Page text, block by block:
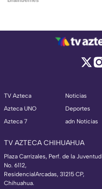
TV Azteca
Azteca UNO
Azteca 7
Noticias
Deportes
adn Noticias
TV AZTECA CHIHUAHUA
Plaza Carrizales, Perf. de la Juventud
No. 6112,
ResidencialArcadas, 31215 CP,
Chihuahua.